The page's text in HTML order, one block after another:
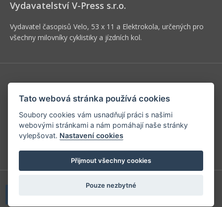
Vydavatelství V-Press s.r.o.
Vydavatel časopisů Velo, 53 x 11 a Elektrokola, určených pro
všechny milovníky cyklistiky a jízdních kol.
U Stadionu 157
266 01 Beroun
Telefon: +420 604 763 835
Tato webová stránka používá cookies
Soubory cookies vám usnadňují práci s našimi
webovými stránkami a nám pomáhají naše stránky
vylepšovat. Nastavení cookies
Přijmout všechny cookies
Pouze nezbytné